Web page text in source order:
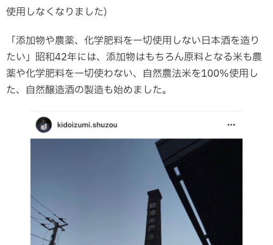
使用しなくなりました)
「添加物や農薬、化学肥料を一切使用しない日本酒を造り
たい」昭和42年には、添加物はもちろん原料となる米も農
薬や化学肥料を一切使わない、自然農法米を100%使用し
た、自然醸造酒の製造も始めました。